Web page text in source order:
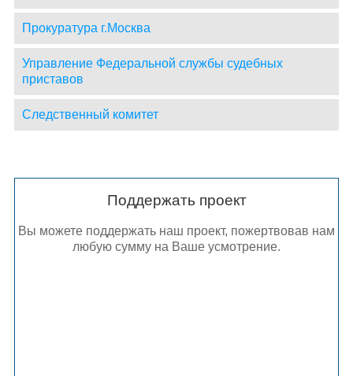
Прокуратура г.Москва
Управление Федеральной службы судебных
приставов
Следственный комитет
Поддержать проект
Вы можете поддержать наш проект, пожертвовав нам
любую сумму на Ваше усмотрение.